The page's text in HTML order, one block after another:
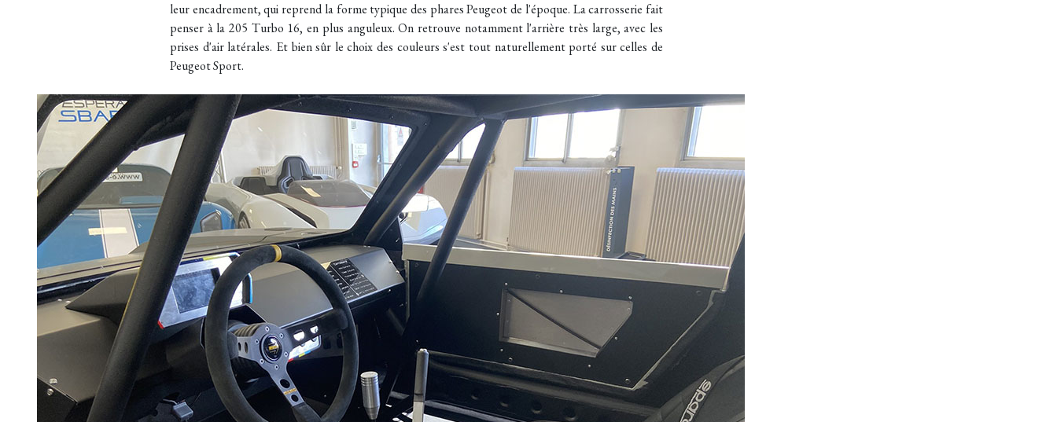
leur encadrement, qui reprend la forme typique des phares Peugeot de l'époque. La carrosserie fait
penser à la 205 Turbo 16, en plus anguleux. On retrouve notamment l'arrière très large, avec les
prises d'air latérales. Et bien sûr le choix des couleurs s'est tout naturellement porté sur celles de
Peugeot Sport.